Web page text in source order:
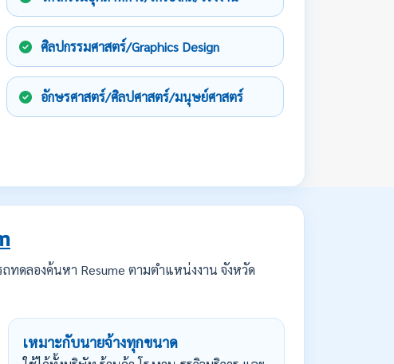
ศิลปกรรมศาสตร์/Graphics Design
อักษรศาสตร์/ศิลปศาสตร์/มนุษย์ศาสตร์
ดลองค้นหา Resume ตามตำแหน่งงาน จังหวัด
เหมาะกับนายจ้างทุกขนาด